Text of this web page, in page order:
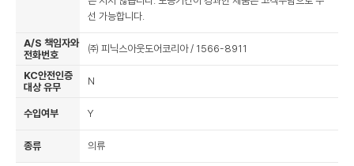
선 가능합니다.
A/S 책임자와
전화번호
㈜ 피닉스아웃도어코리아 / 1566-8911
KC안전인증
대상 유무
N
수입여부 Y
종류 의류